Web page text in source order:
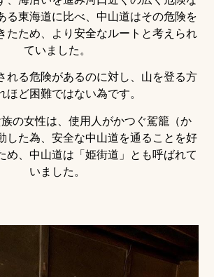
る東海道に比べ、中山道はその危険を
たため、より安全なルートと考えられ
ていました。
れる危険があるのに対し、山を登る方
ほど困難ではない為です。
の女性は、使用人がかつぐ駕籠（か
した為、安全な中山道を通ることを好
め、中山道は「姫街道」とも呼ばれて
いました。